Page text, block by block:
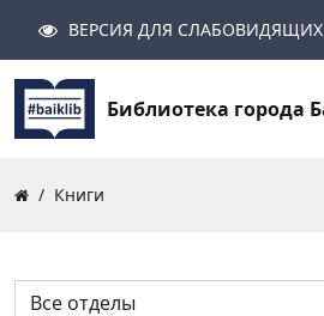
ПоискВЕРСИЯ ДЛЯ СЛАБОВИДЯЩИХ
Библиотека города
Книги